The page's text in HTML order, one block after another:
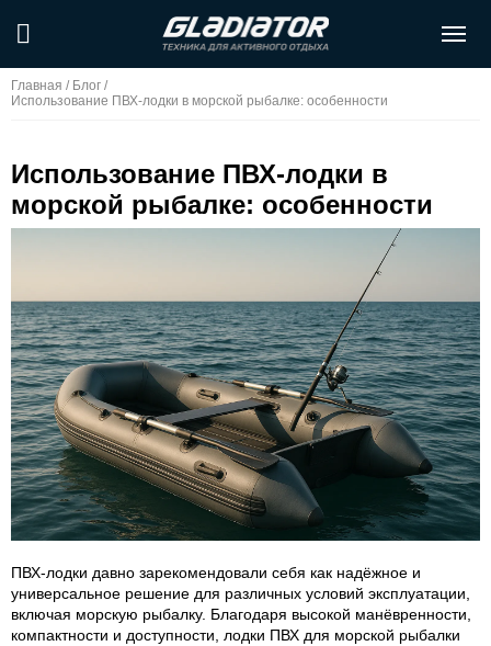
Главная / Блог /
Использование ПВХ-лодки в морской рыбалке: особенности
Использование ПВХ-лодки в
морской рыбалке: особенности
ПВХ-лодки давно зарекомендовали себя как надёжное и
универсальное решение для различных условий эксплуатации,
включая морскую рыбалку. Благодаря высокой манёвренности,
компактности и доступности, лодки ПВХ для морской рыбалки